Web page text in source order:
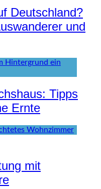
Deutschland?
und
Tipps
Ernte
mit